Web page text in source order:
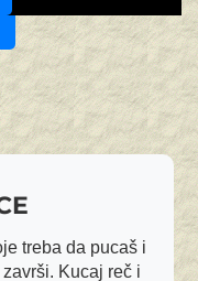
treba da pucaš i
Kucaj reč i